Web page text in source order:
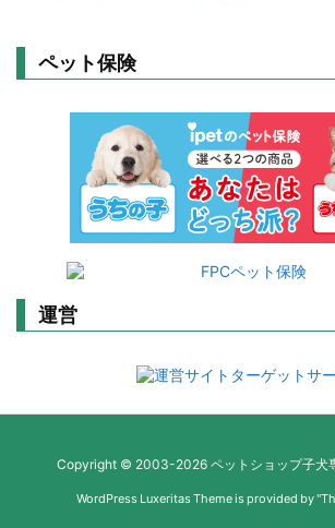
ペット保険
運営
Copyright © 2003-2026 ペットショップ子犬
WordPress Luxeritas Theme is provided by "